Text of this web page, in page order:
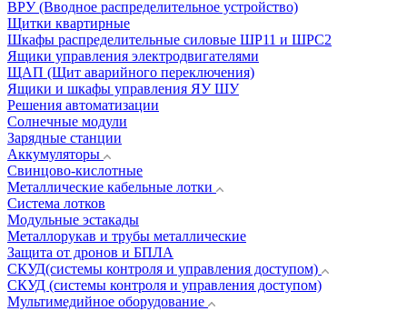
ВРУ (Вводное распределительное устройство)
Щитки квартирные
Шкафы распределительные силовые ШР11 и ШРС2
Ящики управления электродвигателями
ЩАП (Щит аварийного переключения)
Ящики и шкафы управления ЯУ ШУ
Решения автоматизации
Солнечные модули
Зарядные станции
Аккумуляторы
Свинцово-кислотные
Металлические кабельные лотки
Система лотков
Модульные эстакады
Металлорукав и трубы металлические
Защита от дронов и БПЛА
СКУД(системы контроля и управления доступом)
СКУД (системы контроля и управления доступом)
Мультимедийное оборудование